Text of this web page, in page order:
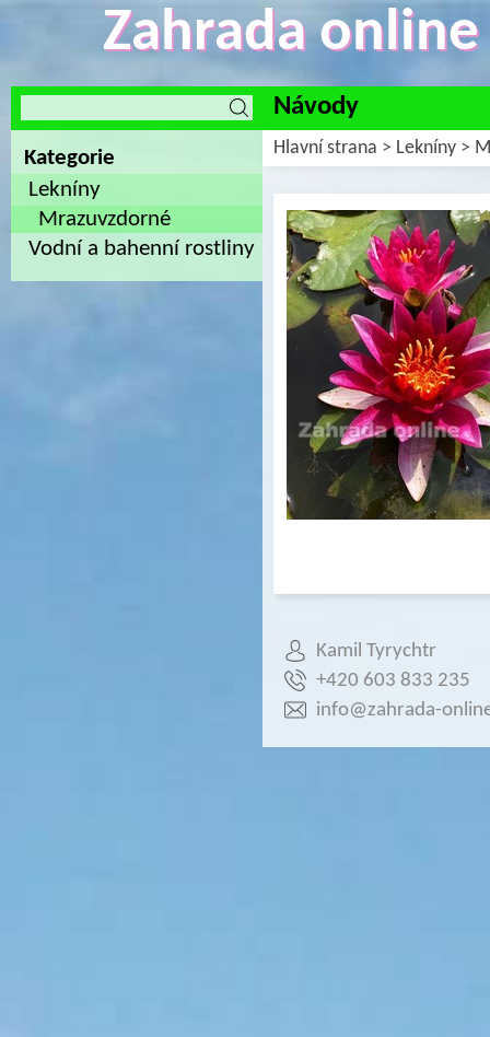
Zahrada
Návody
Kategorie
Lekníny
Mrazuvzdorné
Vodní a bahenní rostliny
Hlavní strana > Lekníny >
Kamil Tyrychtr
+420 603 833 235
info@zahrada-